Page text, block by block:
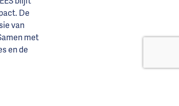
De
van
met
en de